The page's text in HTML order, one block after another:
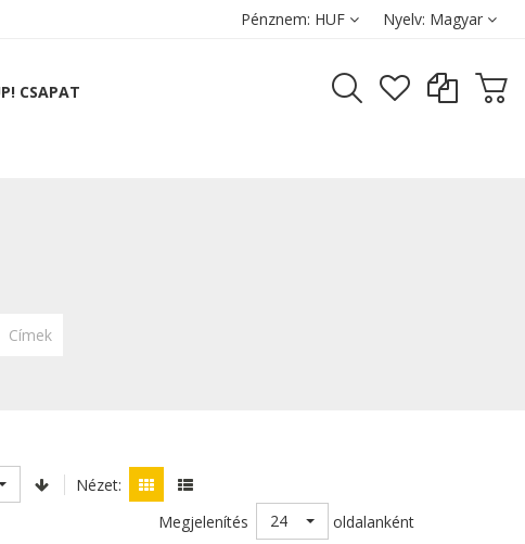
Nyelv: Magyar
Pénznem: HUF
CSAPAT
Címek
Nézet:
Megjelenítés
24 oldalanként